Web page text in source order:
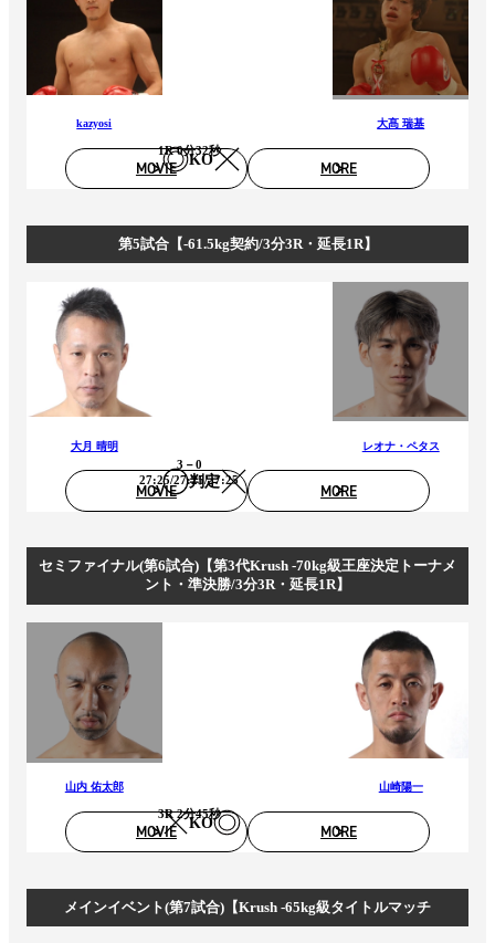
kazyosi
KO
1R 0分32秒
大髙 瑞基
MOVIE MORE
第5試合【-61.5kg契約/3分3R・延長1R】
大月 晴明
判定
3－0
27:25/27:25/27:25
レオナ・ペタス
MOVIE MORE
セミファイナル(第6試合)【第3代Krush -70kg級王座決定トーナメ
ント・準決勝/3分3R・延長1R】
山内 佑太郎
KO
3R 2分45秒
山崎陽一
MOVIE MORE
メインイベント(第7試合)【Krush -65kg級タイトルマッチ